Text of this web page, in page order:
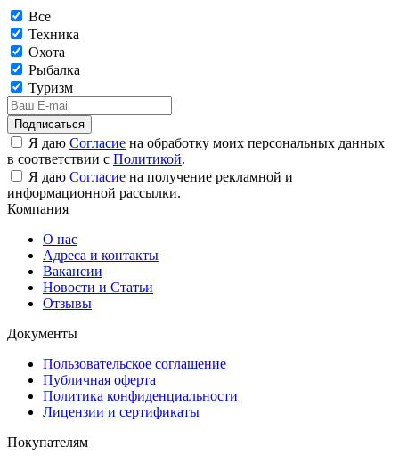
Все
Техника
Охота
Рыбалка
Туризм
Подписаться
Я даю Согласие на обработку моих персональных данных
в соответствии с Политикой.
Я даю Согласие на получение рекламной и
информационной рассылки.
Компания
О нас
Адреса и контакты
Вакансии
Новости и Статьи
Отзывы
Документы
Пользовательское соглашение
Публичная оферта
Политика конфиденциальности
Лицензии и сертификаты
Покупателям